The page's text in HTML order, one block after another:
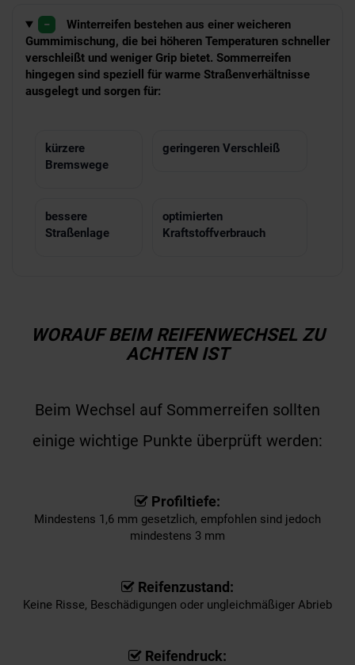
−
Winterreifen bestehen aus einer weicheren
Gummimischung, die bei höheren Temperaturen schneller
verschleißt und weniger Grip bietet. Sommerreifen
hingegen sind speziell für warme Straßenverhältnisse
ausgelegt und sorgen für:
kürzere
Bremswege
geringeren Verschleiß
bessere
Straßenlage
optimierten
Kraftstoffverbrauch
WORAUF BEIM REIFENWECHSEL ZU
ACHTEN IST
Beim Wechsel auf Sommerreifen sollten
einige wichtige Punkte überprüft werden:
Profiltiefe:
Mindestens 1,6 mm gesetzlich, empfohlen sind jedoch
mindestens 3 mm
Reifenzustand:
Keine Risse, Beschädigungen oder ungleichmäßiger Abrieb
Reifendruck: